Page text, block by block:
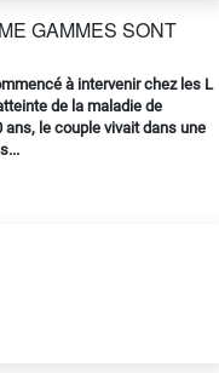
GAMMES SONT
à intervenir chez les L
de la maladie de
le couple vivait dans une